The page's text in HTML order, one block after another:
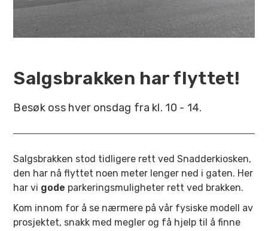
Salgsbrakken har flyttet!
Besøk oss hver onsdag fra kl. 10 - 14.
Salgsbrakken stod tidligere rett ved Snadderkiosken,
den har nå flyttet noen meter lenger ned i gaten. Her
har vi gode parkeringsmuligheter rett ved brakken.
Kom innom for å se nærmere på vår fysiske modell av
prosjektet, snakk med megler og få hjelp til å finne